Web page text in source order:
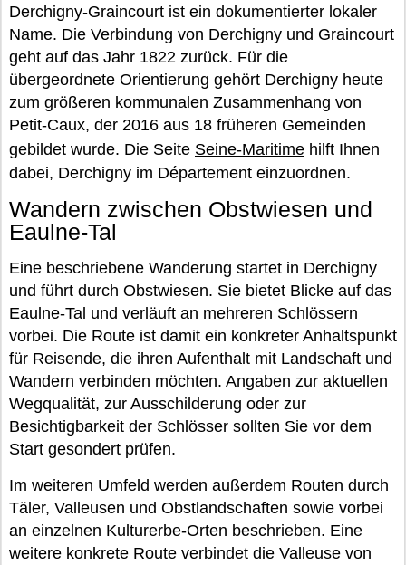
Derchigny-Graincourt ist ein dokumentierter lokaler
Name. Die Verbindung von Derchigny und Graincourt
geht auf das Jahr 1822 zurück. Für die
übergeordnete Orientierung gehört Derchigny heute
zum größeren kommunalen Zusammenhang von
Petit-Caux, der 2016 aus 18 früheren Gemeinden
gebildet wurde. Die Seite Seine-Maritime hilft Ihnen
dabei, Derchigny im Département einzuordnen.
Wandern zwischen Obstwiesen und
Eaulne-Tal
Eine beschriebene Wanderung startet in Derchigny
und führt durch Obstwiesen. Sie bietet Blicke auf das
Eaulne-Tal und verläuft an mehreren Schlössern
vorbei. Die Route ist damit ein konkreter Anhaltspunkt
für Reisende, die ihren Aufenthalt mit Landschaft und
Wandern verbinden möchten. Angaben zur aktuellen
Wegqualität, zur Ausschilderung oder zur
Besichtigbarkeit der Schlösser sollten Sie vor dem
Start gesondert prüfen.
Im weiteren Umfeld werden außerdem Routen durch
Täler, Valleusen und Obstlandschaften sowie vorbei
an einzelnen Kulturerbe-Orten beschrieben. Eine
weitere konkrete Route verbindet die Valleuse von